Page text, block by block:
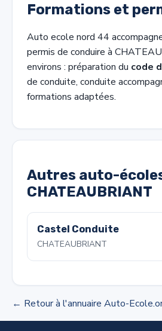
Formations et
Auto ecole nord 44
permis de conduire à
environs : préparation du code
de conduite, conduite
formations adaptées.
Autres auto-
CHATEAUBRIANT
Castel Conduite
CHATEAUBRIANT
← Retour à l'annuaire Auto-